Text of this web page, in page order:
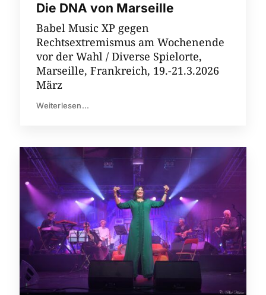
Die DNA von Marseille
Babel Music XP gegen
Rechtsextremismus am Wochenende
vor der Wahl / Diverse Spielorte,
Marseille, Frankreich, 19.-21.3.2026
März
Weiterlesen...